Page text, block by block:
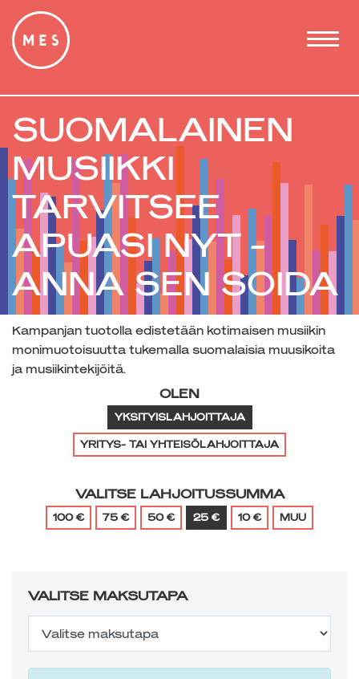
SUOMALAINEN
MUSIIKKI
TARVITSEE
APUASI NYT -
ANNA SEN SOIDA
Kampanjan tuotolla edistetään kotimaisen musiikin
monimuotoisuutta tukemalla suomalaisia muusikoita
ja musiikintekijöitä.
OLEN
YKSITYISLAHJOITTAJA
YRITYS- TAI YHTEISÖLAHJOITTAJA
VALITSE LAHJOITUSSUMMA
100 € 75 € 50 € 25 € 10 € MUU
VALITSE MAKSUTAPA